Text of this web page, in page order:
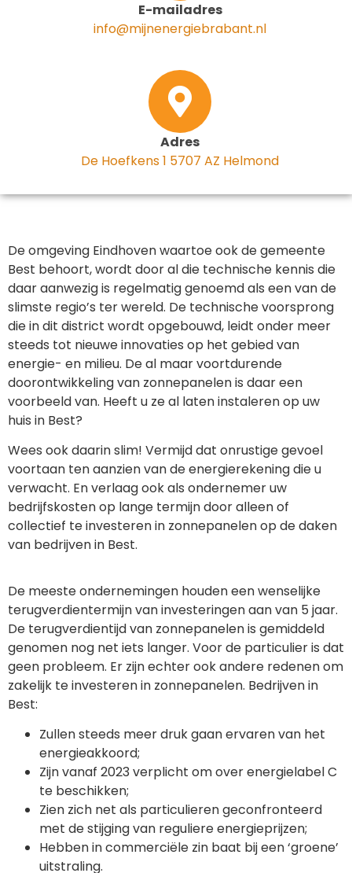
E-mailadres
info@mijnenergiebrabant.nl
Adres
De Hoefkens 1 5707 AZ Helmond
De omgeving Eindhoven waartoe ook de gemeente
Best behoort, wordt door al die technische kennis die
daar aanwezig is regelmatig genoemd als een van de
slimste regio’s ter wereld. De technische voorsprong
die in dit district wordt opgebouwd, leidt onder meer
steeds tot nieuwe innovaties op het gebied van
energie- en milieu. De al maar voortdurende
doorontwikkeling van zonnepanelen is daar een
voorbeeld van. Heeft u ze al laten instaleren op uw
huis in Best?
Wees ook daarin slim! Vermijd dat onrustige gevoel
voortaan ten aanzien van de energierekening die u
verwacht. En verlaag ook als ondernemer uw
bedrijfskosten op lange termijn door alleen of
collectief te investeren in zonnepanelen op de daken
van bedrijven in Best.
De meeste ondernemingen houden een wenselijke
terugverdientermijn van investeringen aan van 5 jaar.
De terugverdientijd van zonnepanelen is gemiddeld
genomen nog net iets langer. Voor de particulier is dat
geen probleem. Er zijn echter ook andere redenen om
zakelijk te investeren in zonnepanelen. Bedrijven in
Best:
Zullen steeds meer druk gaan ervaren van het
energieakkoord;
Zijn vanaf 2023 verplicht om over energielabel C
te beschikken;
Zien zich net als particulieren geconfronteerd
met de stijging van reguliere energieprijzen;
Hebben in commerciële zin baat bij een ‘groene’
uitstraling.